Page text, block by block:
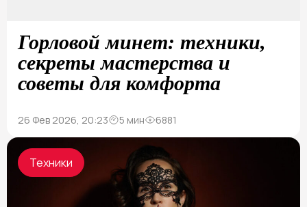
Горловой минет: техники,
секреты мастерства и
советы для комфорта
26 Фев 2026, 20:23 5 мин 6881
Техники